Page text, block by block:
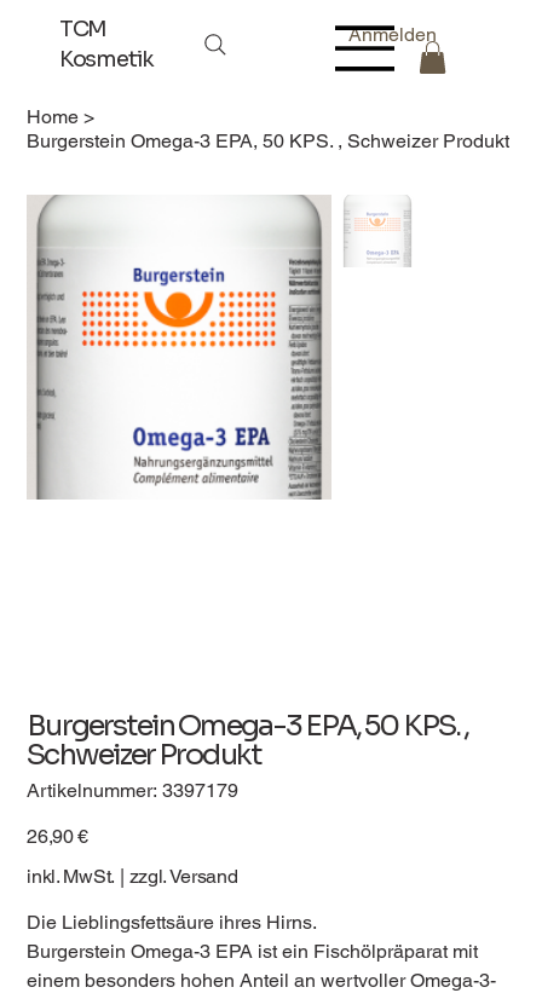
TCM
Kosmetik
Anmelden
Home >
Burgerstein Omega-3 EPA, 50 KPS. , Schweizer Produkt
Burgerstein Omega-3 EPA, 50 KPS. ,
Schweizer Produkt
Artikelnummer: Artikelnummer:
3397179
3397179
26,90 €
inkl. MwSt. | zzgl. Versand
Die Lieblingsfettsäure ihres Hirns.
Burgerstein Omega-3 EPA ist ein Fischölpräparat mit
einem besonders hohen Anteil an wertvoller Omega-3-